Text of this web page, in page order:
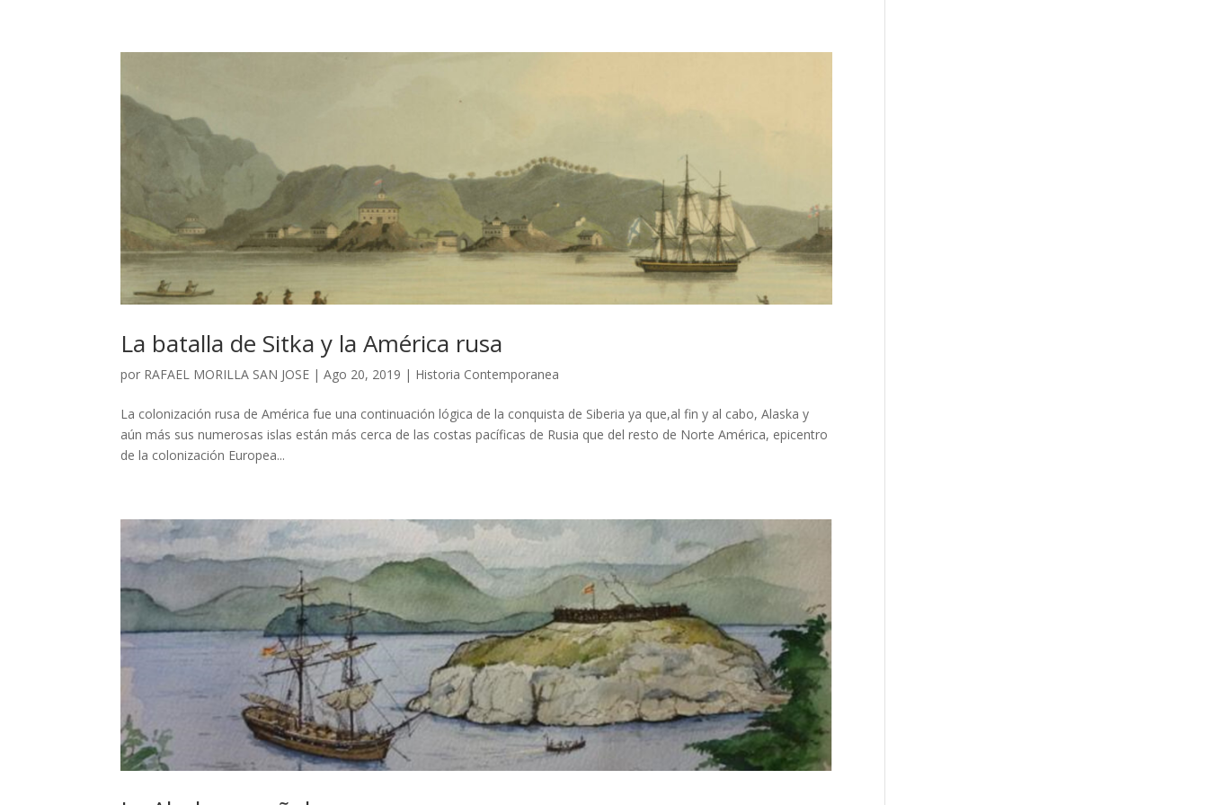
La batalla de Sitka y la América rusa
por RAFAEL MORILLA SAN JOSE |Ago 20, 2019 | Historia Contemporanea
La colonización rusa de América fue una continuación lógica de la conquista de Siberia ya que,al fin y al cabo, Alaska y
aún más sus numerosas islas están más cerca de las costas pacíficas de Rusia que del resto de Norte América, epicentro
de la colonización Europea...